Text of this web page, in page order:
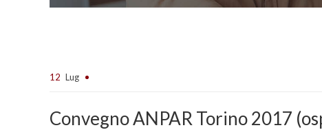
12 Lug
Convegno ANPAR Torino 2017